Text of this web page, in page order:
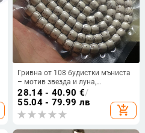
Гривна от 108 будистки мъниста
– мотив звезда и луна,
цилиндрични мъниста с прав
разрез, дизайн с голямо празно
пространство
28.14 - 40.90 €/
55.04 - 79.99 лв
add_shopping_cart